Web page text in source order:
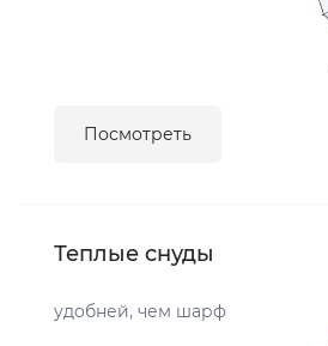
Посмотреть
Теплые снуды
удобней, чем шарф